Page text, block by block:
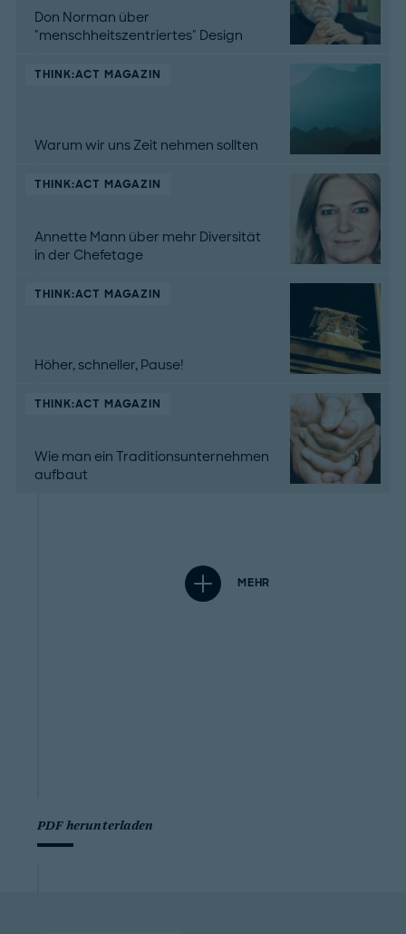
Don Norman über
"menschheitszentriertes" Design
THINK:ACT MAGAZIN
Warum wir uns Zeit nehmen sollten
THINK:ACT MAGAZIN
Annette Mann über mehr Diversität
in der Chefetage
THINK:ACT MAGAZIN
Höher, schneller, Pause!
THINK:ACT MAGAZIN
Wie man ein Traditionsunternehmen
aufbaut
MEHR
PDF herunterladen